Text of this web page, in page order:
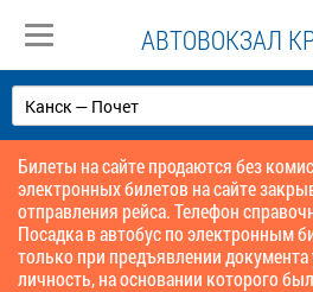
АВТОВОКЗАЛ
Билеты на сайте продаются без
электронных билетов на сайте
отправления рейса. Телефон
Посадка в автобус по электронным
только при предъявлении
личность, на основании которого